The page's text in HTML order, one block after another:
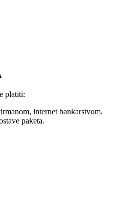
platiti:
internet bankarstvom.
paketa.